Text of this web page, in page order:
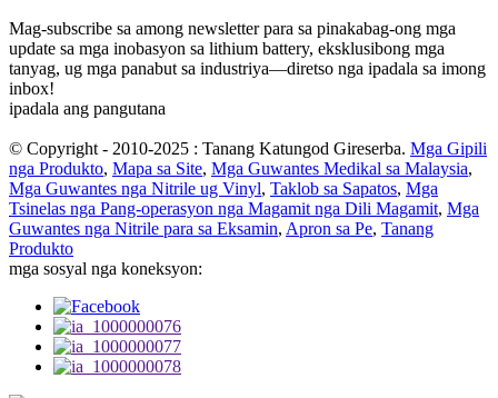
Mag-subscribe sa among newsletter para sa pinakabag-ong mga
update sa mga inobasyon sa lithium battery, eksklusibong mga
tanyag, ug mga panabut sa industriya—diretso nga ipadala sa imong
inbox!
ipadala ang pangutana
© Copyright - 2010-2025 : Tanang Katungod Gireserba. Mga Gipili
nga Produkto, Mapa sa Site, Mga Guwantes Medikal sa Malaysia,
Mga Guwantes nga Nitrile ug Vinyl, Taklob sa Sapatos, Mga
Tsinelas nga Pang-operasyon nga Magamit nga Dili Magamit, Mga
Guwantes nga Nitrile para sa Eksamin, Apron sa Pe, Tanang
Produkto
mga sosyal nga koneksyon: